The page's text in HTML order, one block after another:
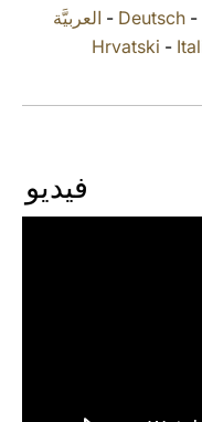
العربيَّة - Deutsch-
Hrvatski -
فيديو